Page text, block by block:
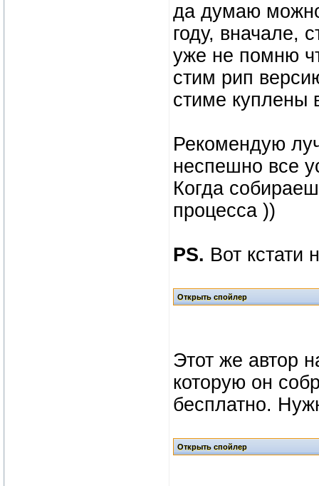
да думаю
году, вначале,
уже не помню
стим рип
стиме куплены
Рекомендую
неспешно все
Когда
процесса ))
PS. Вот кстати
Этот же автор
которую он
бесплатно.